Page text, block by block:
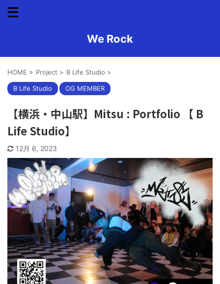
We Rock
HOME > Project > B Life Studio >
B Life Studio OG MEMBER
【横浜・中山駅】Mitsu : Portfolio 【 B
Life Studio】
12月 6, 2023